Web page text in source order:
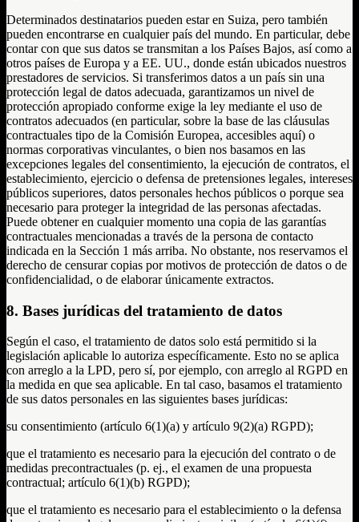
Determinados destinatarios pueden estar en Suiza, pero también
pueden encontrarse en cualquier país del mundo. En particular, debe
contar con que sus datos se transmitan a los Países Bajos, así como a
otros países de Europa y a EE. UU., donde están ubicados nuestros
prestadores de servicios. Si transferimos datos a un país sin una
protección legal de datos adecuada, garantizamos un nivel de
protección apropiado conforme exige la ley mediante el uso de
contratos adecuados (en particular, sobre la base de las cláusulas
contractuales tipo de la Comisión Europea, accesibles aquí) o
normas corporativas vinculantes, o bien nos basamos en las
excepciones legales del consentimiento, la ejecución de contratos, el
establecimiento, ejercicio o defensa de pretensiones legales, intereses
públicos superiores, datos personales hechos públicos o porque sea
necesario para proteger la integridad de las personas afectadas.
Puede obtener en cualquier momento una copia de las garantías
contractuales mencionadas a través de la persona de contacto
indicada en la Sección 1 más arriba. No obstante, nos reservamos el
derecho de censurar copias por motivos de protección de datos o de
confidencialidad, o de elaborar únicamente extractos.
8. Bases jurídicas del tratamiento de datos
Según el caso, el tratamiento de datos solo está permitido si la
legislación aplicable lo autoriza específicamente. Esto no se aplica
con arreglo a la LPD, pero sí, por ejemplo, con arreglo al RGPD en
la medida en que sea aplicable. En tal caso, basamos el tratamiento
de sus datos personales en las siguientes bases jurídicas:
su consentimiento (artículo 6(1)(a) y artículo 9(2)(a) RGPD);
que el tratamiento es necesario para la ejecución del contrato o de
medidas precontractuales (p. ej., el examen de una propuesta
contractual; artículo 6(1)(b) RGPD);
que el tratamiento es necesario para el establecimiento o la defensa